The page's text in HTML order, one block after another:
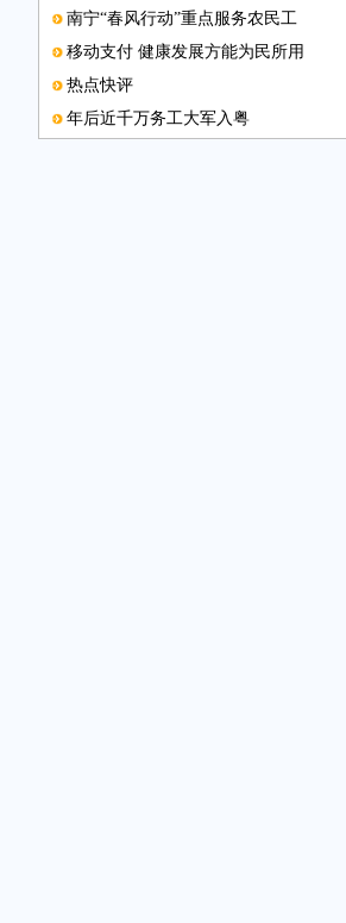
南宁“春风行动”重点服务农民工
移动支付 健康发展方能为民所用
热点快评
年后近千万务工大军入粤